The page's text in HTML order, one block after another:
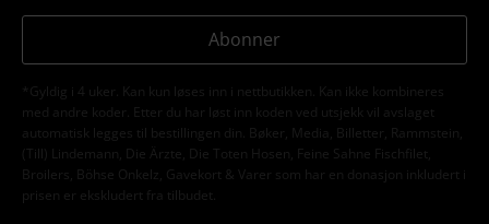
Abonner
*Gyldig i 4 uker. Kan kun løses inn i nettbutikken. Kan ikke kombineres
med andre koder. Etter du har løst inn koden ved utsjekk vil avslaget
automatisk legges til bestillingen din. Bøker, Media, Billetter, Rammstein,
(Till) Lindemann, Die Ärzte, Die Toten Hosen, Feine Sahne Fischfilet,
Broilers, Böhse Onkelz, Gavekort & Varer som har en donasjon inkludert i
prisen er ekskludert fra tilbudet.